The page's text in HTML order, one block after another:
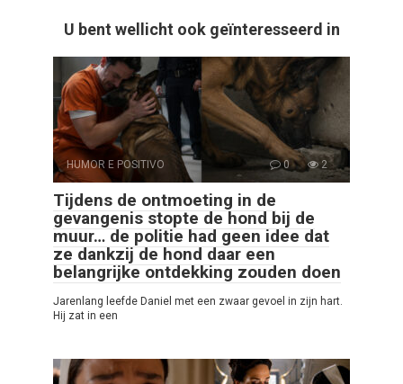
U bent wellicht ook geïnteresseerd in
HUMOR E POSITIVO 0 2
Tijdens de ontmoeting in de
gevangenis stopte de hond bij de
muur… de politie had geen idee dat
ze dankzij de hond daar een
belangrijke ontdekking zouden doen
Jarenlang leefde Daniel met een zwaar gevoel in zijn hart.
Hij zat in een